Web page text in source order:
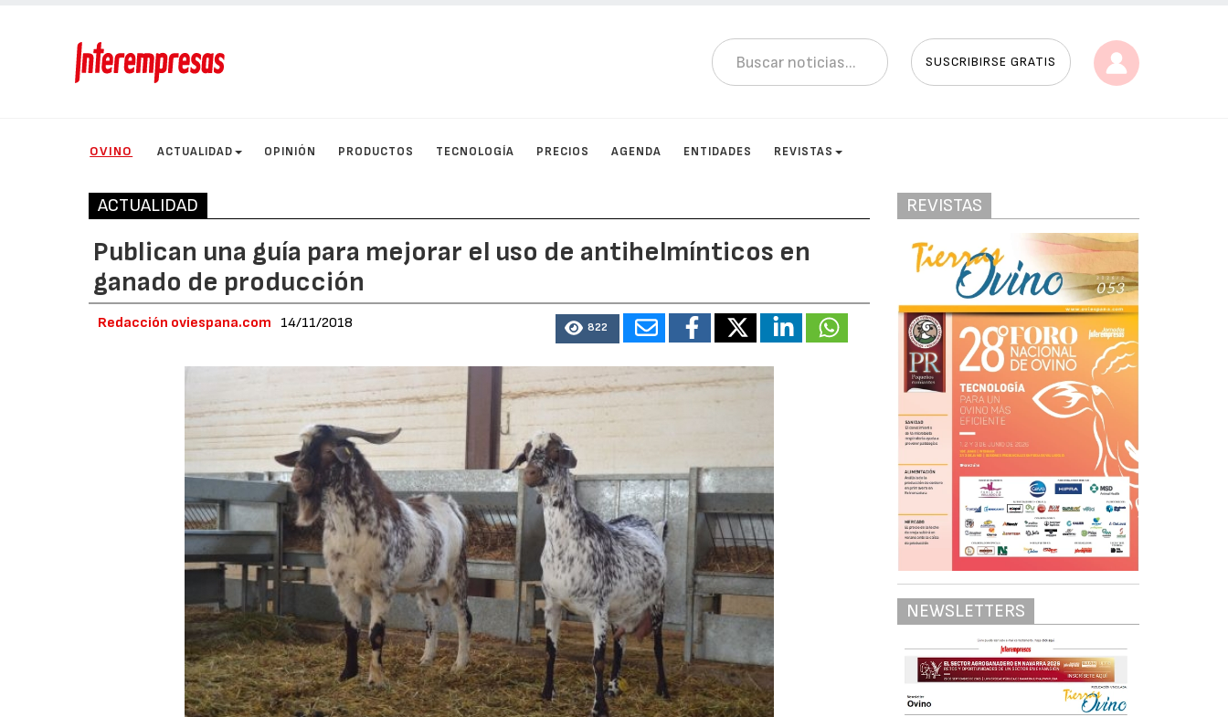
SUSCRIBIRSE GRATIS
OVINO ACTUALIDAD OPINIÓN PRODUCTOS TECNOLOGÍA PRECIOS AGENDA ENTIDADES REVISTAS
ACTUALIDAD
Publican una guía para mejorar el uso de antihelmínticos en
ganado de producción
Redacción oviespana.com 14/11/2018 822
REVISTAS
NEWSLETTERS